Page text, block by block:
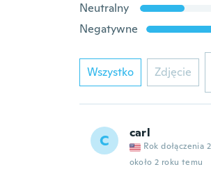
Neutralny
Negatywne
Wszystko Zdjęcie
C carl
Rok dołączenia
około 2 roku temu